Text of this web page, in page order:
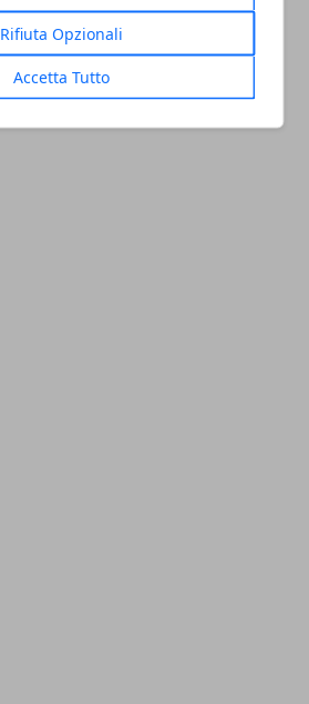
Rifiuta Opzionali
Accetta Tutto